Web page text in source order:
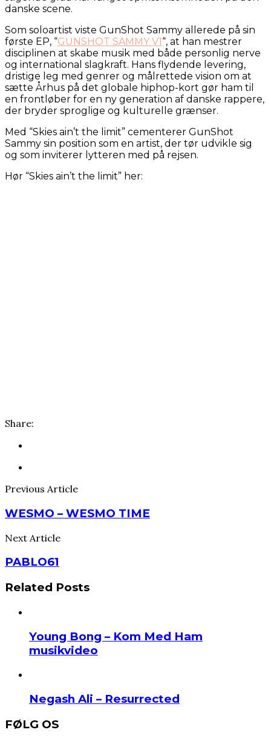
danske scene.
Som soloartist viste GunShot Sammy allerede på sin
første EP, “GUNSHOT SAMMY V1 “, at han mestrer
disciplinen at skabe musik med både personlig nerve
og international slagkraft. Hans flydende levering,
dristige leg med genrer og målrettede vision om at
sætte Århus på det globale hiphop-kort gør ham til
en frontløber for en ny generation af danske rappere,
der bryder sproglige og kulturelle grænser.
Med “Skies ain’t the limit” cementerer GunShot
Sammy sin position som en artist, der tør udvikle sig
og som inviterer lytteren med på rejsen.
Hør “Skies ain’t the limit” her:
Share:
Previous Article
WESMO – WESMO TIME
Next Article
PABLO61
Related Posts
Young Bong – Kom Med Ham
musikvideo
Negash Ali – Resurrected
FØLG OS